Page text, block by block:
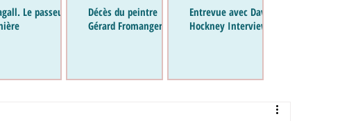
Le passeur de
Décès du peintre
Gérard Fromanger
Entrevue avec David
Hockney Interview